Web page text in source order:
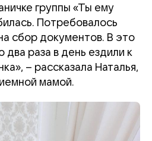
группы «Ты ему
Потребовалось
сбор документов. В это
раза в день ездили к
– рассказала Наталья,
мамой.